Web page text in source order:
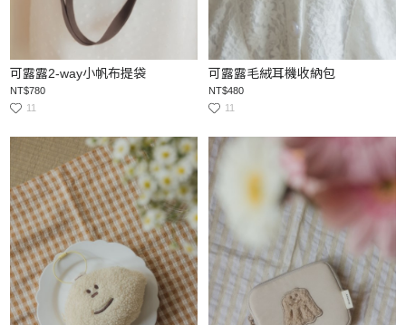
可露露2-way小帆布提袋
NT$780
11
可露露毛絨耳機收納包
NT$480
11